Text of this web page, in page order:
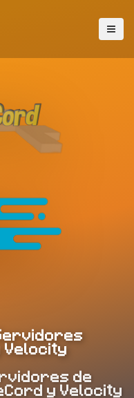
Velocity
de
y Velocity